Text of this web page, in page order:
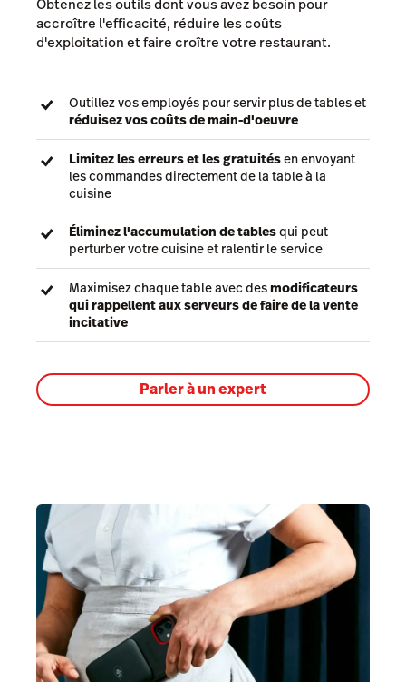
Obtenez les outils dont vous avez besoin pour
accroître l'efficacité, réduire les coûts
d'exploitation et faire croître votre restaurant.
Outillez vos employés pour servir plus de tables et
réduisez vos coûts de main-d'oeuvre
Limitez les erreurs et les gratuitésen envoyant
les commandes directement de la table à la
cuisine
Éliminez l'accumulation de tablesqui peut
perturber votre cuisine et ralentir le service
Maximisez chaque table avec desmodificateurs
qui rappellent aux serveurs de faire de la vente
incitative
Parler à un expert